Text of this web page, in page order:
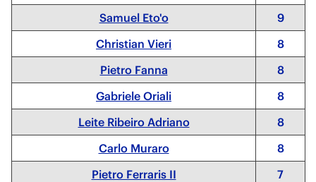
Samuel Eto'o
9
Christian Vieri
8
Pietro Fanna
8
Gabriele Oriali
8
Leite Ribeiro Adriano
8
Carlo Muraro
8
Pietro Ferraris II
7